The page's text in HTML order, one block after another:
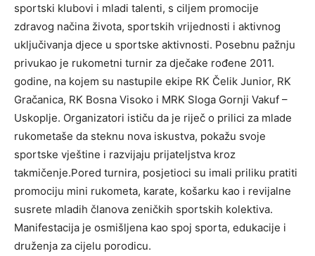
sportski klubovi i mladi talenti, s ciljem promocije
zdravog načina života, sportskih vrijednosti i aktivnog
uključivanja djece u sportske aktivnosti. Posebnu pažnju
privukao je rukometni turnir za dječake rođene 2011.
godine, na kojem su nastupile ekipe RK Čelik Junior, RK
Gračanica, RK Bosna Visoko i MRK Sloga Gornji Vakuf –
Uskoplje. Organizatori ističu da je riječ o prilici za mlade
rukometaše da steknu nova iskustva, pokažu svoje
sportske vještine i razvijaju prijateljstva kroz
takmičenje.Pored turnira, posjetioci su imali priliku pratiti
promociju mini rukometa, karate, košarku kao i revijalne
susrete mladih članova zeničkih sportskih kolektiva.
Manifestacija je osmišljena kao spoj sporta, edukacije i
druženja za cijelu porodicu.